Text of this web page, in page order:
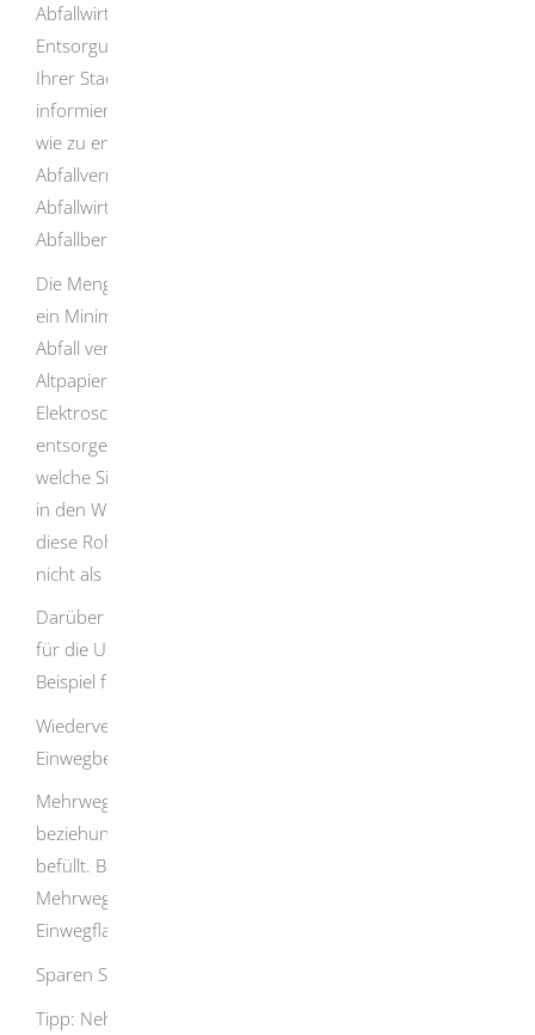
Abfallwirtschaftsbetriebs können Sie sich über das
Entsorgungssystem und die geltenden Bestimmungen in
Ihrer Stadt beziehungsweise Ihrem Landkreis
informieren. Auch mit Fragen dazu, welche Art von Abfall
wie zu entsorgen ist und mit Fragen zur
Abfallvermeidung, wenden Sie sich bitte direkt an Ihren
Abfallwirtschaftsbetrieb, zum Beispiel an die
Abfallberatung.
Die Menge an Restmüll für Ihren Haushalt können Sie auf
ein Minimum reduzieren, wenn Sie so gut wie möglich
Abfall vermeiden und Wertstoffe, wie Bioabfall, Glas,
Altpapier, Kunststoffe, Verpackungen, Alttextilien,
Elektroschrott sowie Altbatterien getrennt sammeln und
entsorgen. Diese Produkte enthalten wertvolle Rohstoffe,
welche Sie durch die getrennte Entsorgung Ihres Abfalls
in den Wertstoffkreislauf zurückführen. Dadurch können
diese Rohstoffe weiterverwendet werden und müssen
nicht als Restabfall entsorgt werden.
Darüber hinaus können Sie mit geringem Aufwand viel
für die Umwelt tun und Abfall vermeiden, wenn Sie zum
Beispiel folgende Punkte beachten:
Wiederverwendung: Verwenden Sie Mehrweg- statt
Einwegbehälter!
Mehrwegbehälter werden nach der Rückgabe
beziehungsweise dem Gebrauch gereinigt und wieder
befüllt. Bitte beachten Sie, dass nicht alle Pfandbehälter
Mehrwegbehälter sind. Auch für bestimmte
Einwegflaschen und Dosen müssen Sie Pfand bezahlen.
Sparen Sie bei Verpackungsmaterialien!
Tipp: Nehmen Sie zum Einkaufen eine Stofftragetasche